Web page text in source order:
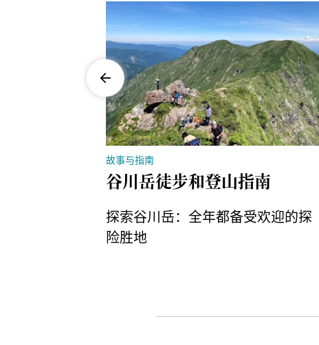
故事与指南
谷川岳徒步和登山指南
探索谷川岳：全年都备受欢迎的探
险胜地